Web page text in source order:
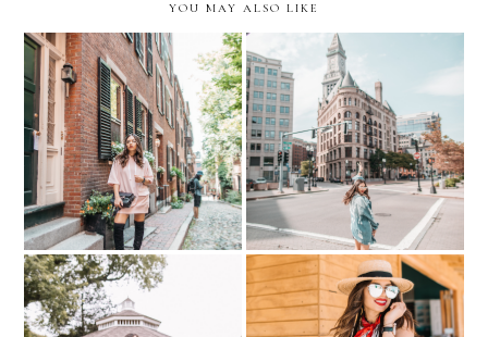
YOU MAY ALSO LIKE
Exploring Boston. Acorn
Street
Exploring Boston.
Aquarium + North End